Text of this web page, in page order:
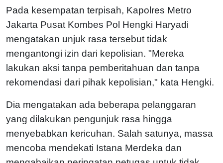
Pada kesempatan terpisah, Kapolres Metro
Jakarta Pusat Kombes Pol Hengki Haryadi
mengatakan unjuk rasa tersebut tidak
mengantongi izin dari kepolisian. "Mereka
lakukan aksi tanpa pemberitahuan dan tanpa
rekomendasi dari pihak kepolisian," kata Hengki.
Dia mengatakan ada beberapa pelanggaran
yang dilakukan pengunjuk rasa hingga
menyebabkan kericuhan. Salah satunya, massa
mencoba mendekati Istana Merdeka dan